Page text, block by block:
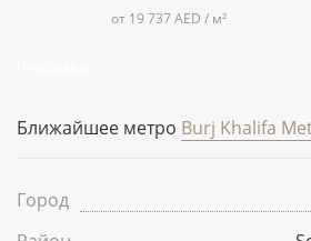
от 19 737 AED / м²
Ближайшее метро Burj Khalifa
Город